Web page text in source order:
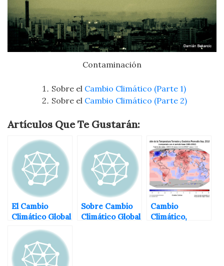
Contaminación
Sobre el Cambio Climático (Parte 1)
Sobre el Cambio Climático (Parte 2)
Artículos Que Te Gustarán:
El Cambio
Climático Global
(Parte 1)
Sobre Cambio
Climático Global
Cambio
Climático,